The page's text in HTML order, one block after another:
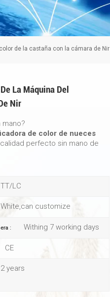
de la castaña con la cámara de Nir
La Máquina Del
Nir
de color de nueces
perfecto sin mano de
TT/LC
White,can customize
: Withing 7 working days
CE
2 years